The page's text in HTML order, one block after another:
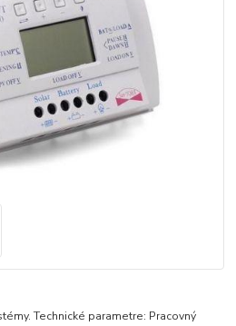
Technické parametre: Pracovný